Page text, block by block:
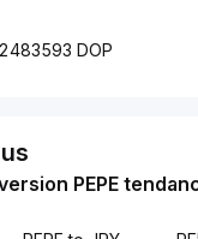
DOP
PEPE